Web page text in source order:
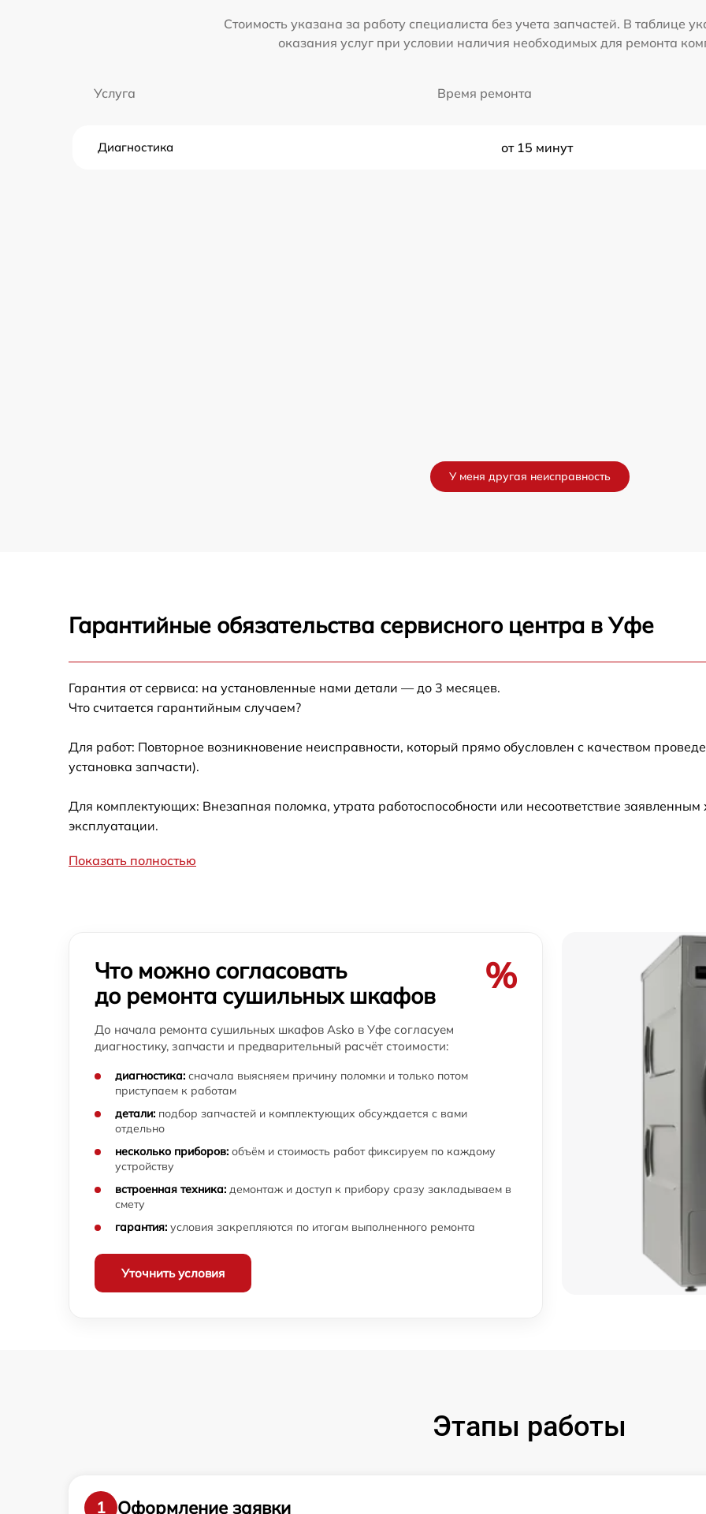
Стоимость указана за работу специалиста без учета запчастей. В таблице
оказания услуг при условии наличия необходимых для ремонта
Услуга Время ремонта
Диагностика от 15 минут
У меня другая неисправность
Гарантийные обязательства сервисного центра в Уфе
Гарантия от сервиса: на установленные нами детали — до 3 месяцев.
Что считается гарантийным случаем?
Для работ: Повторное возникновение неисправности, который прямо обусловлен с качеством
установка запчасти).
Для комплектующих: Внезапная поломка, утрата работоспособности или несоответствие
эксплуатации.
Показать полностью
Что можно согласовать
до ремонта сушильных шкафов
%
До начала ремонта сушильных шкафов Asko в Уфе согласуем
диагностику, запчасти и предварительный расчёт стоимости:
диагностика: сначала выясняем причину поломки и только потом
приступаем к работам
детали: подбор запчастей и комплектующих обсуждается с вами
отдельно
несколько приборов: объём и стоимость работ фиксируем по каждому
устройству
встроенная техника: демонтаж и доступ к прибору сразу закладываем в
смету
гарантия: условия закрепляются по итогам выполненного ремонта
Уточнить условия
Этапы работы
1 Оформление заявки